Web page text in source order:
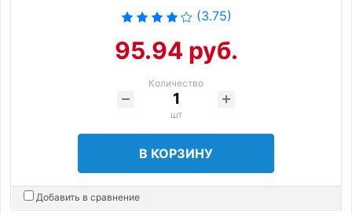
(3.75)
95.94 руб.
Количество
шт
В КОРЗИНУ
Добавить в сравнение